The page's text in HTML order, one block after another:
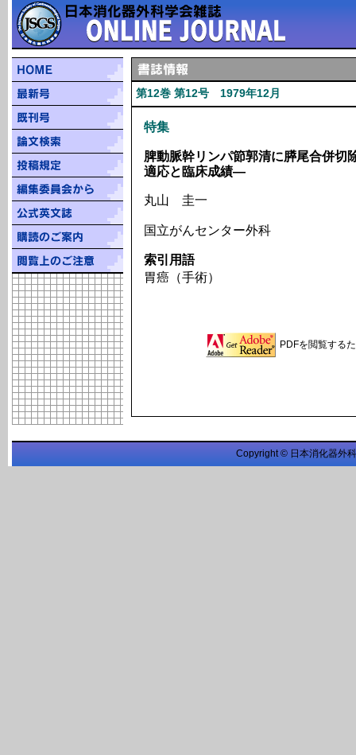
第12巻 第12号 1979年12月
特集
脾動脈幹リンパ節郭清に膵尾合併
適応と臨床成績―
丸山 圭一
国立がんセンター外科
索引用語
胃癌（手術）
PDFを閲覧する
Copyright © 日本消化器外